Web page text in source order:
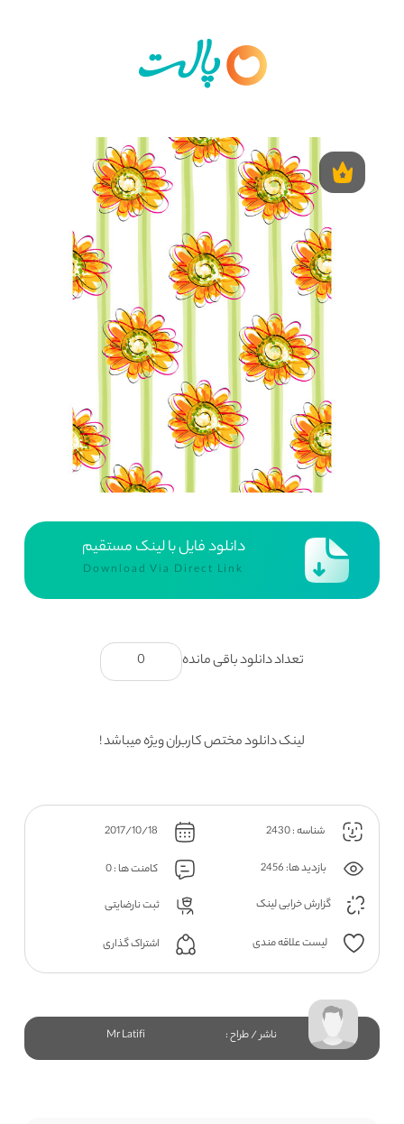
دانلود فایل با لینک مستقیم
Download Via Direct Link
تعداد دانلود باقی مانده 0
لینک دانلود مختص کاربران ویژه میباشد !
شناسه : 2430
بازدید ها: 2456
کامنت ها : 0
گزارش خرابی لینک
ثبت نارضایتی
لیست علاقه مندی اشتراک گذاری
ناشر / طراح : Mr Latifi